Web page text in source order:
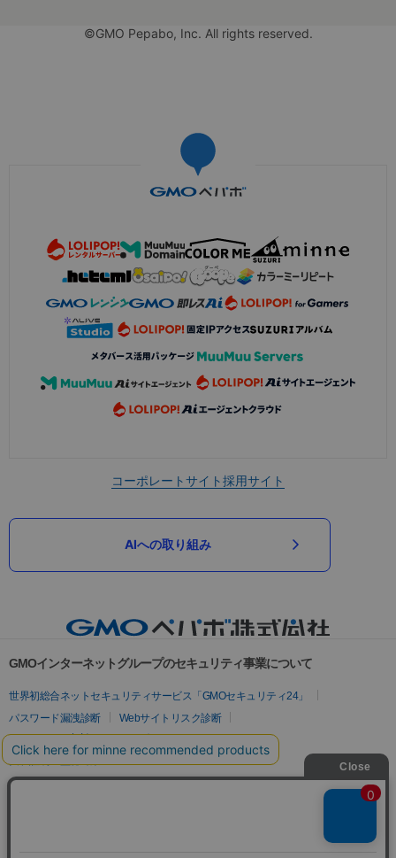
©GMO Pepabo, Inc. All rights reserved.
コーポレートサイト採用サイト
AIへの取り組み
GMOインターネットグループのセキュリティ事業について
世界初総合ネットセキュリティサービス「GMOセキュリティ24」
パスワード漏洩診断
Webサイトリスク診断
セキュリティ相談AIチャットボット
実在証明・盗聴対策
サイバー攻撃対策（GMOサイバーセキュリティ byイエラエ）